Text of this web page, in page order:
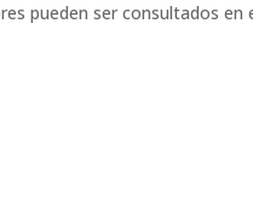
pueden ser consultados